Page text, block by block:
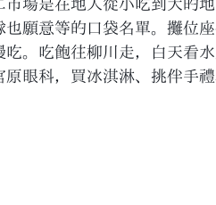
場是在地人從小吃到大的地
願意等的口袋名單。攤位
。吃飽往柳川走，白天看
眼科，買冰淇淋、挑伴手